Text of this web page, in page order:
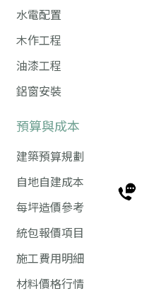
水電配置
木作工程
油漆工程
鋁窗安裝
預算與成本
建築預算規劃
自地自建成本
每坪造價參考
統包報價項目
施工費用明細
材料價格行情